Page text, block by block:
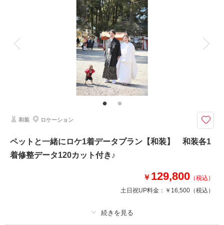
ヘアメイク
データ 120 カット
会食
家族用衣装レンタル
大切なペットと一緒に撮影してみたい！という願いも叶えます♪ご遠慮なく
プラン内洋装各1着・ヘアメイク・着付け・撮影料・修整データ120カット
が付いたロケーションフォトプラン♪おふたりのみの撮影はもちろん、大切
相談予約する 撮影日の空き
和装 ロケーション
ペットと一緒にロケ1着データプラン【和装】 和装各1
着修整データ120カット付き♪
￥ 129,800 （税込）
土日祝UP料金： ￥16,500 （税込）